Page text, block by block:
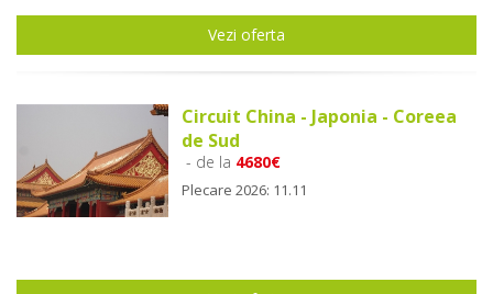
Vezi oferta
Circuit China - Japonia - Coreea
de Sud
- de la 4680€
Plecare 2026: 11.11